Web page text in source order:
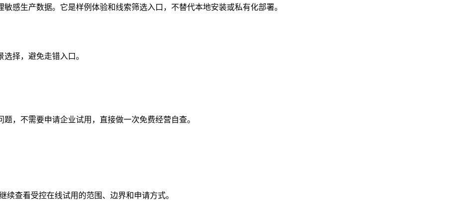
感生产数据。它是样例体验和线索筛选入口，不替代本地安装或私有化部署。
择，避免走错入口。
，不需要申请企业试用，直接做一次免费经营自查。
续查看受控在线试用的范围、边界和申请方式。